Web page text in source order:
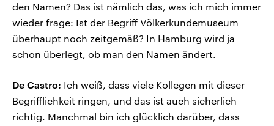
den Namen? Das ist nämlich das, was ich mich immer
wieder frage: Ist der Begriff Völkerkundemuseum
überhaupt noch zeitgemäß? In Hamburg wird ja
schon überlegt, ob man den Namen ändert.
De Castro: Ich weiß, dass viele Kollegen mit dieser
Begrifflichkeit ringen, und das ist auch sicherlich
richtig. Manchmal bin ich glücklich darüber, dass